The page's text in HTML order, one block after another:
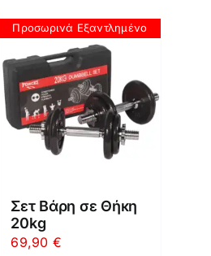
Προσωρινά Εξαντλημένο
Σετ Βάρη σε Θήκη
20kg
69,90 €